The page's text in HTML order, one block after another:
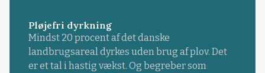
Pløjefri dyrkning
Mindst 20 procent af det danske
landbrugsareal dyrkes uden brug af plov. Det
er et tal i hastig vækst. Og begreber som